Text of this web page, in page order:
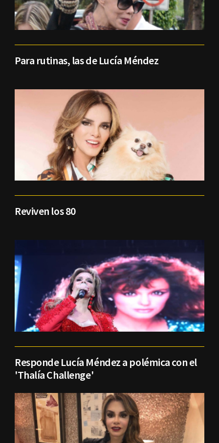
Para rutinas, las de Lucía Méndez
Reviven los 80
Responde Lucía Méndez a polémica con el
'Thalía Challenge'